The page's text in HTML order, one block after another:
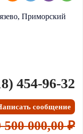
Приморский
454-96-32
сообщение
500 000,00 ₽